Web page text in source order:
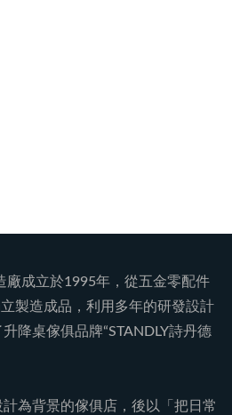
廠成立於1995年，從五金零配件
製造成品，利用多年的研發設計
降桌傢俱品牌“STANDLY詩丹德
為背景的傢俱店，後以「把日常